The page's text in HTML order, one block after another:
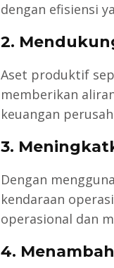
dengan efisiensi
2.
Aset produktif
memberikan
keuangan
3.
Dengan
kendaraan
operasional dan
4.